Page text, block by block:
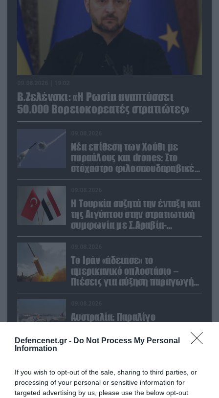
Defencenet.gr - Do Not Process My Personal
Information
If you wish to opt-out of the sale, sharing to third parties, or
processing of your personal or sensitive information for
targeted advertising by us, please use the below opt-out
Β.Ζελένσκι: «Η Ρωσία αναπτύσσει
50.000 Βορειοκορεατές στρατιώτες»
Νέα επίθεση των Χούθι με
πυραύλους και drones: Στο
στόχαστρο φιλοσαουδαραβικές
δυνάμεις και εγκαταστάσεις
Η Τουρκία συζητά την ένταξη και
της Αιγύπτου στην στρατιωτική
συμφωνία με Σ.Αραβία-
Πακιστάν
Το Ιράν «άδειασε» το
αμερικανικό οπλοστάσιο –
Πιέσεις για αύξηση παραγωγής
Patriot και THAAD
Αυστραλία: Παραλίγο
στο αεροδρόμιο του Σίδνεϊ –
POPULAR 24H